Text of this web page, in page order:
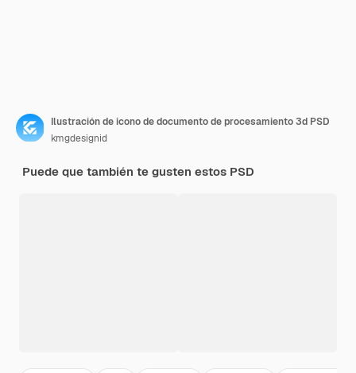
Ilustración de icono de documento de procesamiento 3d PSD
kmgdesignid
Puede que también te gusten estos PSD